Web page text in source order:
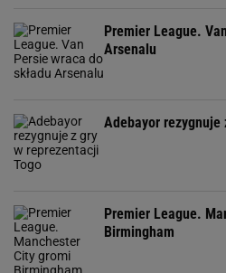
Premier League.
Arsenalu
Adebayor rezygnuje
Premier League.
Birmingham